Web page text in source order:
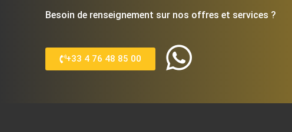
Besoin de renseignement sur nos offres et services ?
+33 4 76 48 85 00